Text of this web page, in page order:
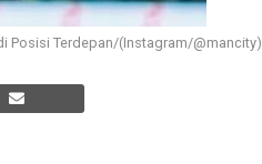
Posisi Terdepan/(Instagram/@mancity)